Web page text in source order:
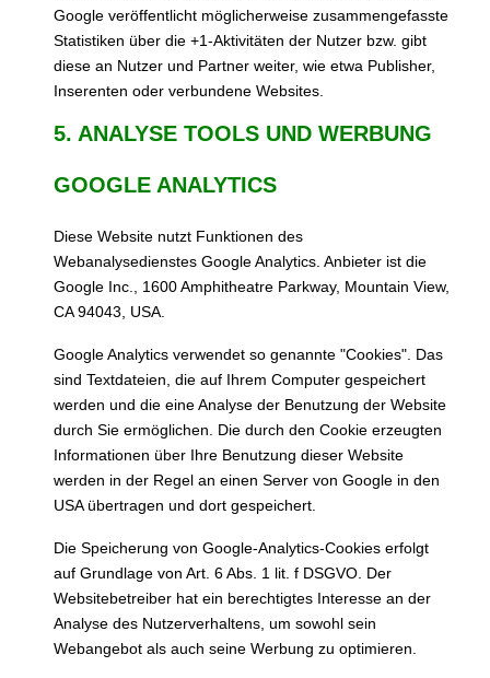
Google veröffentlicht möglicherweise zusammengefasste
Statistiken über die +1-Aktivitäten der Nutzer bzw. gibt
diese an Nutzer und Partner weiter, wie etwa Publisher,
Inserenten oder verbundene Websites.
5. ANALYSE TOOLS UND WERBUNG
GOOGLE ANALYTICS
Diese Website nutzt Funktionen des
Webanalysedienstes Google Analytics. Anbieter ist die
Google Inc., 1600 Amphitheatre Parkway, Mountain View,
CA 94043, USA.
Google Analytics verwendet so genannte "Cookies". Das
sind Textdateien, die auf Ihrem Computer gespeichert
werden und die eine Analyse der Benutzung der Website
durch Sie ermöglichen. Die durch den Cookie erzeugten
Informationen über Ihre Benutzung dieser Website
werden in der Regel an einen Server von Google in den
USA übertragen und dort gespeichert.
Die Speicherung von Google-Analytics-Cookies erfolgt
auf Grundlage von Art. 6 Abs. 1 lit. f DSGVO. Der
Websitebetreiber hat ein berechtigtes Interesse an der
Analyse des Nutzerverhaltens, um sowohl sein
Webangebot als auch seine Werbung zu optimieren.